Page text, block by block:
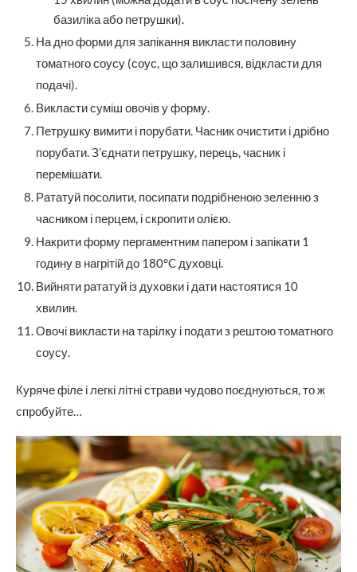
базиліка або петрушки).
На дно форми для запікання викласти половину
томатного соусу (соус, що залишився, відкласти для
подачі).
Викласти суміш овочів у форму.
Петрушку вимити і порубати. Часник очистити і дрібно
порубати. З’єднати петрушку, перець, часник і
перемішати.
Рататуй посолити, посипати подрібненою зеленню з
часником і перцем, і скропити олією.
Накрити форму пергаментним папером і запікати 1
годину в нагрітій до 180°C духовці.
Вийняти рататуй із духовки і дати настоятися 10
хвилин.
Овочі викласти на тарілку і подати з рештою томатного
соусу.
Куряче філе і легкі літні страви чудово поєднуються, то ж
спробуйте…